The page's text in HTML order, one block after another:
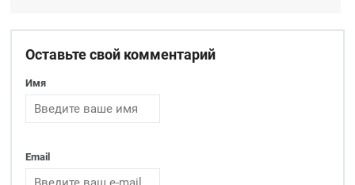
Оставьте свой комментарий
Имя
Email